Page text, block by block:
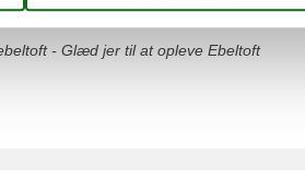
ebeltoft
- Glæd jer til at opleve Ebeltoft